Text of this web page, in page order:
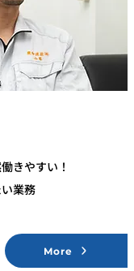
きやすい！
業務
More